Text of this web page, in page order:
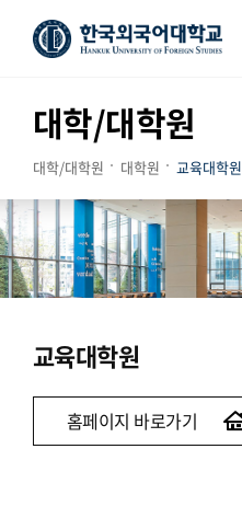
대학/대학원
대학/대학원 대학원 교육대학원
교육대학원
홈페이지 바로가기